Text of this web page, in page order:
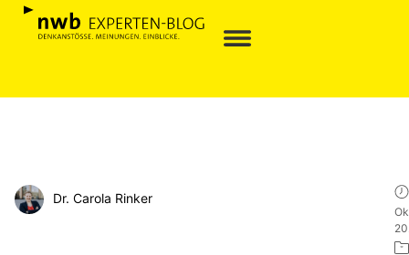
Dr. Carola Rinker